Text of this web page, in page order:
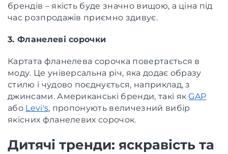
брендів – якість буде значно вищою, а ціна під
час розпродажів приємно здивує.
3. Фланелеві сорочки
Картата фланелева сорочка повертається в
моду. Це універсальна річ, яка додає образу
стилю і чудово поєднується, наприклад, з
джинсами. Американські бренди, такі якGAP
або Levi's, пропонують величезний вибір
якісних фланелевих сорочок.
Дитячі тренди: яскравість та